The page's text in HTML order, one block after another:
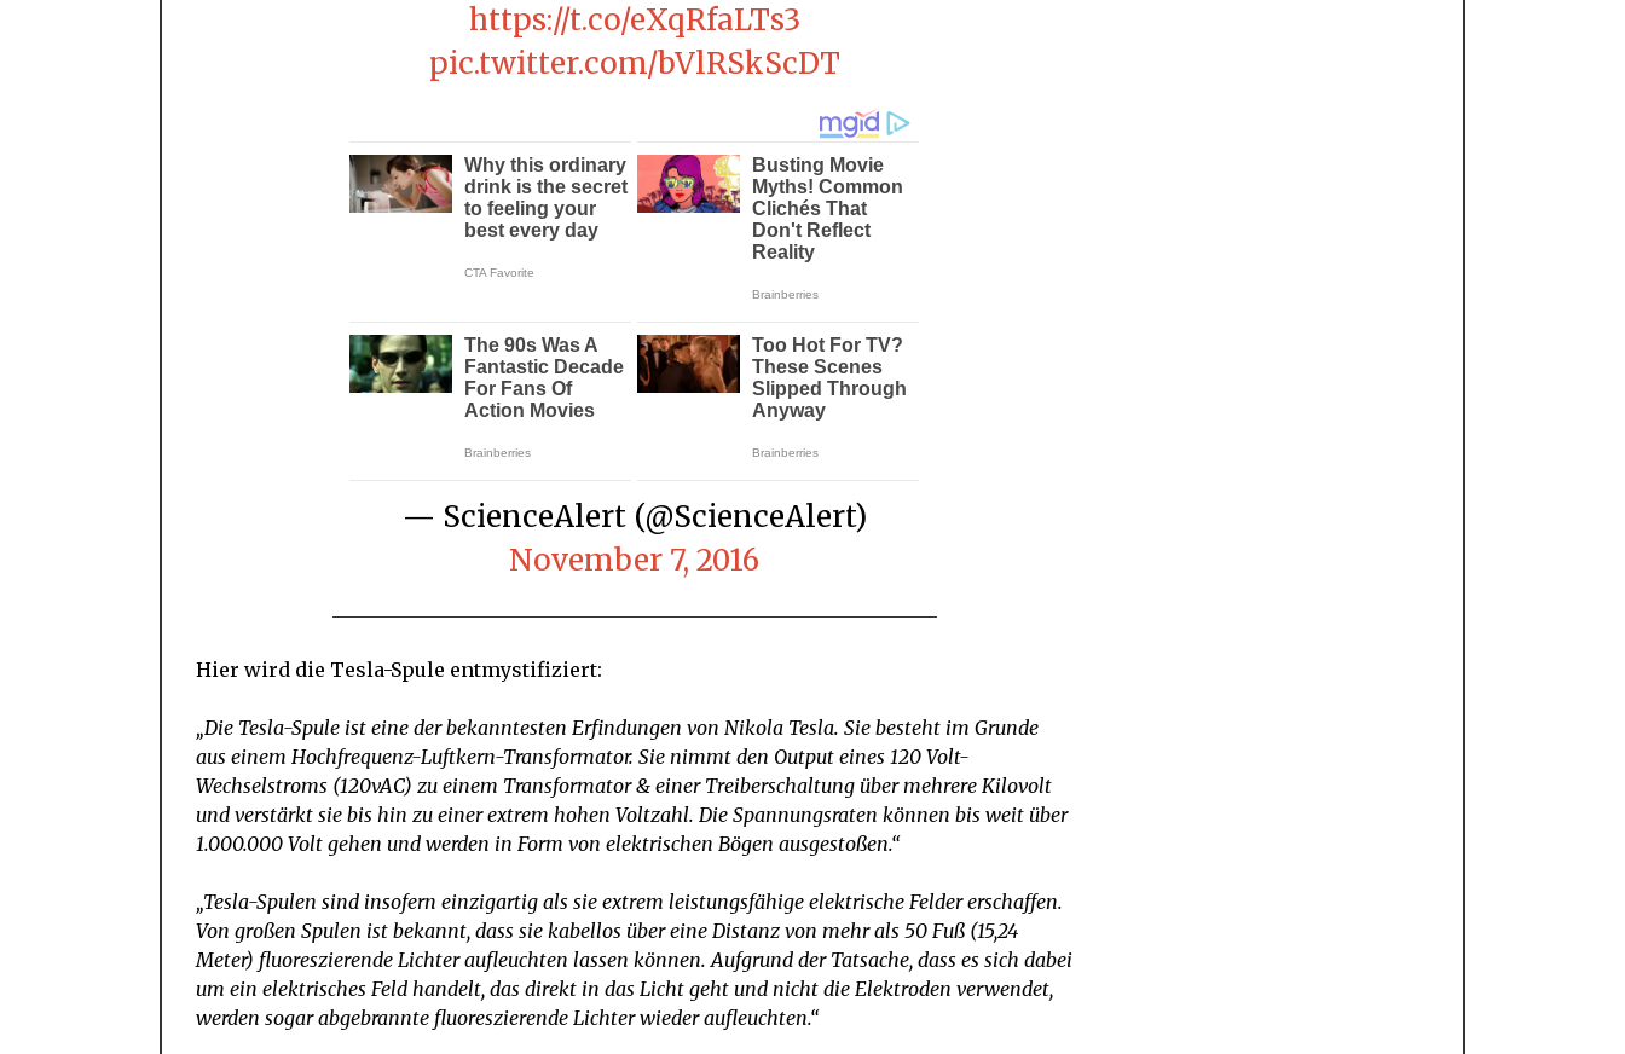
https://t.co/eXqRfaLTs3
pic.twitter.com/bVlRSkScDT
— ScienceAlert (@ScienceAlert)
November 7, 2016
Hier wird die Tesla-Spule entmystifiziert:
„Die Tesla-Spule ist eine der bekanntesten Erfindungen von Nikola Tesla. Sie besteht im Grunde
aus einem Hochfrequenz-Luftkern-Transformator. Sie nimmt den Output eines 120 Volt-
Wechselstroms (120vAC) zu einem Transformator & einer Treiberschaltung über mehrere Kilovolt
und verstärkt sie bis hin zu einer extrem hohen Voltzahl. Die Spannungsraten können bis weit über
1.000.000 Volt gehen und werden in Form von elektrischen Bögen ausgestoßen.“
„Tesla-Spulen sind insofern einzigartig als sie extrem leistungsfähige elektrische Felder erschaffen.
Von großen Spulen ist bekannt, dass sie kabellos über eine Distanz von mehr als 50 Fuß (15,24
Meter) fluoreszierende Lichter aufleuchten lassen können. Aufgrund der Tatsache, dass es sich dabei
um ein elektrisches Feld handelt, das direkt in das Licht geht und nicht die Elektroden verwendet,
werden sogar abgebrannte fluoreszierende Lichter wieder aufleuchten.“